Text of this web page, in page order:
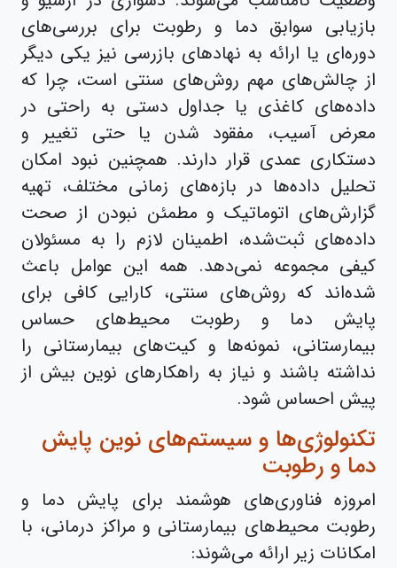
بازیابی سوابق دما و رطوبت برای بررسی‌های
دوره‌ای یا ارائه به نهادهای بازرسی نیز یکی دیگر
از چالش‌های مهم روش‌های سنتی است، چرا که
داده‌های کاغذی یا جداول دستی به راحتی در
معرض آسیب، مفقود شدن یا حتی تغییر و
دستکاری عمدی قرار دارند. همچنین نبود امکان
تحلیل داده‌ها در بازه‌های زمانی مختلف، ‌تهیه
گزارش‌های اتوماتیک و مطمئن نبودن از صحت
داده‌های ثبت‌شده، اطمینان لازم را به مسئولان
کیفی مجموعه نمی‌دهد. همه این عوامل باعث
شده‌اند که روش‌های سنتی، کارایی کافی برای
پایش دما و رطوبت محیط‌های حساس
بیمارستانی، نمونه‌ها و کیت‌های بیمارستانی را
نداشته باشند و نیاز به راهکارهای نوین بیش از
پیش احساس شود.
تکنولوژی‌ها و سیستم‌های نوین پایش
دما و رطوبت
امروزه فناوری‌های هوشمند برای پایش دما و
رطوبت محیط‌های بیمارستانی و مراکز درمانی، با
امکانات زیر ارائه می‌شوند: